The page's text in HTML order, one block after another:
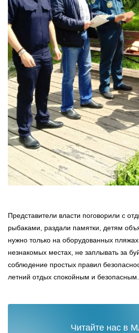
Представители власти поговорили с
рыбаками, раздали памятки, детям
нужно только на оборудованных
незнакомых местах, не заплывать за
соблюдение простых правил
летний отдых спокойным и безопасным.
Читайте нас в